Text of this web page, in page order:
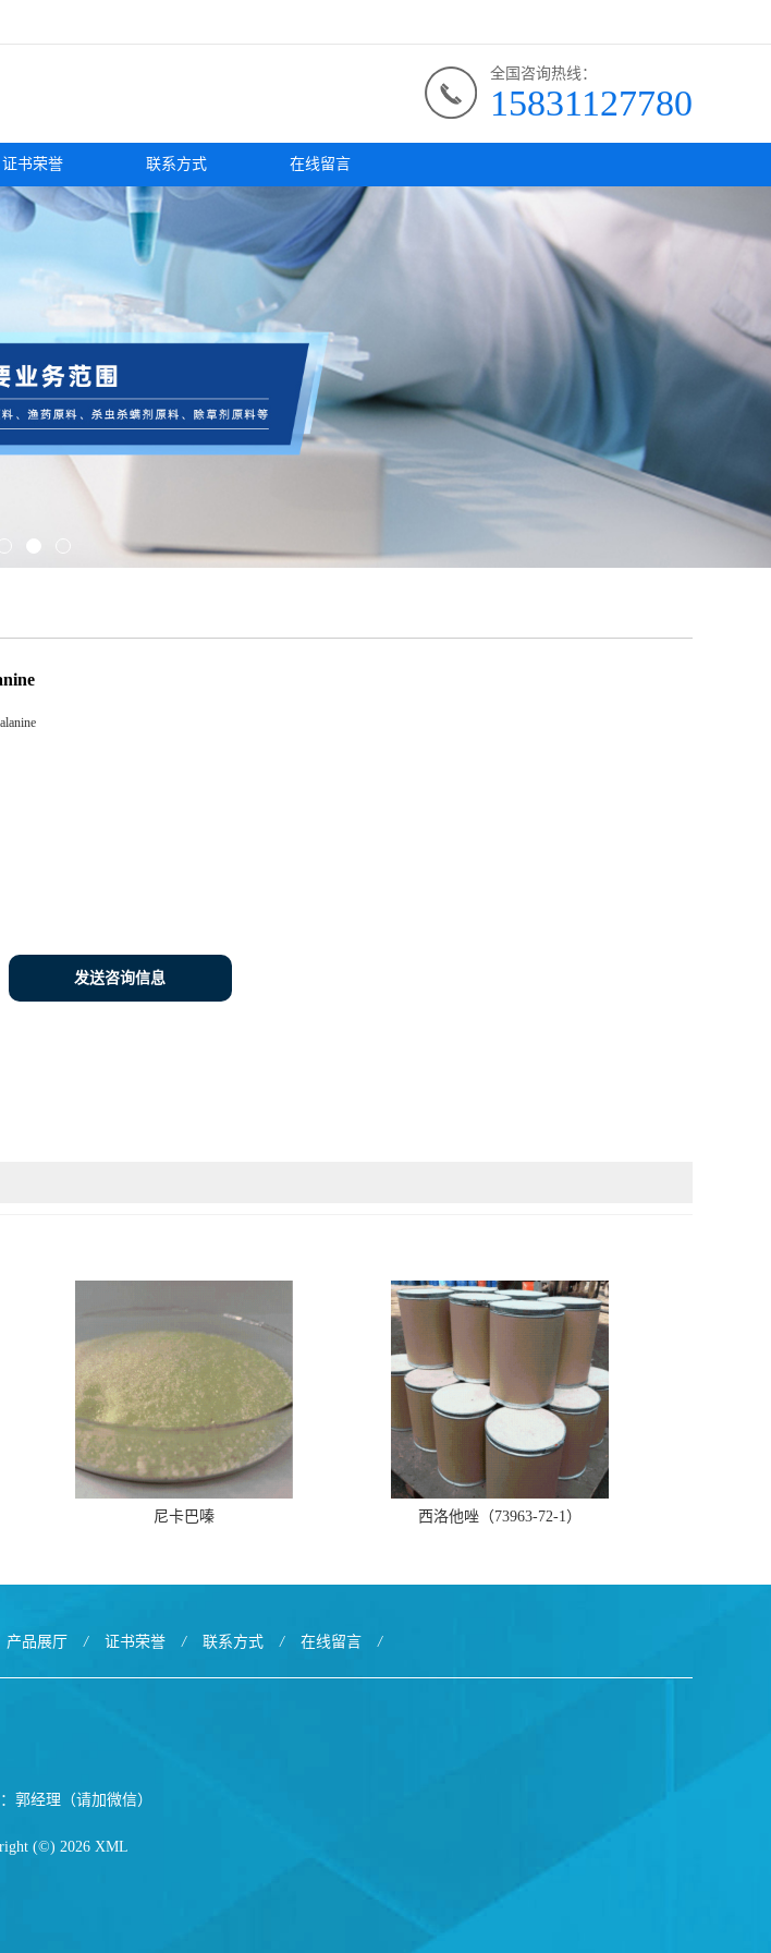
全国咨询热线：
15831127780
证书荣誉 联系方式 在线留言
发送咨询信息
尼卡巴嗪 西洛他唑（73963-72-1）
产品展厅 / 证书荣誉 / 联系方式 / 在线留言 /
郭经理（请加微信）
(©) 2026 XML